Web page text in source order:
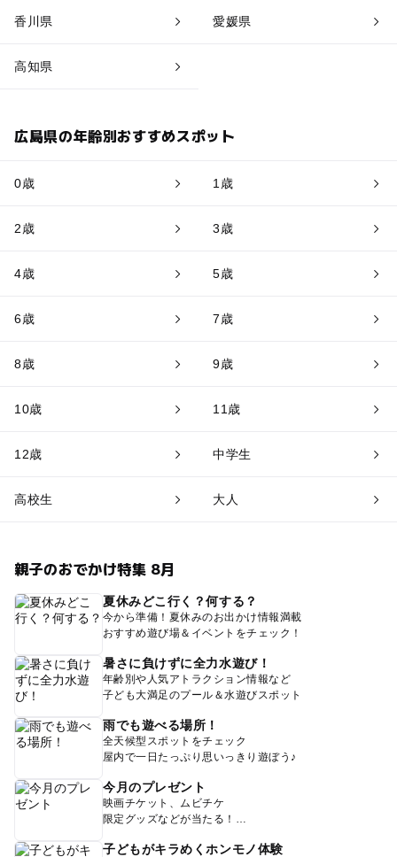
香川県 愛媛県
高知県
広島県の年齢別おすすめスポット
0歳 1歳
2歳 3歳
4歳 5歳
6歳 7歳
8歳 9歳
10歳 11歳
12歳 中学生
高校生 大人
親子のおでかけ特集 8月
夏休みどこ行く？何する？
今から準備！夏休みのお出かけ情報満載
おすすめ遊び場＆イベントをチェック！
暑さに負けずに全力水遊び！
年齢別や人気アトラクション情報など
子ども大満足のプール＆水遊びスポット
雨でも遊べる場所！
全天候型スポットをチェック
屋内で一日たっぷり思いっきり遊ぼう♪
今月のプレゼント
映画チケット、ムビチケ
限定グッズなどが当たる！
子どもがキラめくホンモノ体験